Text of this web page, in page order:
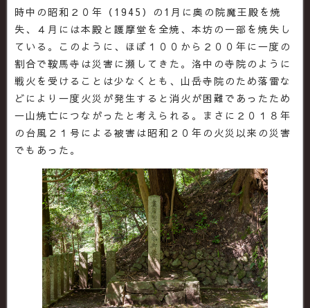
時中の昭和２０年（1945）の1月に奥の院魔王殿を焼
失、４月には本殿と護摩堂を全焼、本坊の一部を焼失し
ている。このように、ほぼ１００から２００年に一度の
割合で鞍馬寺は災害に瀕してきた。洛中の寺院のように
戦火を受けることは少なくとも、山岳寺院のため落雷な
どにより一度火災が発生すると消火が困難であったため
一山焼亡につながったと考えられる。まさに２０１８年
の台風２１号による被害は昭和２０年の火災以来の災害
でもあった。